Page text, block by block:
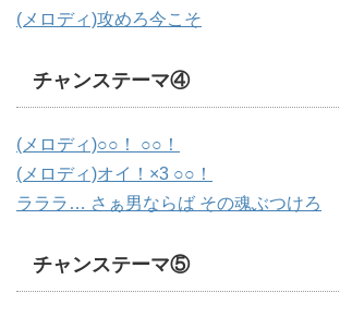
(メロディ)攻めろ今こそ
チャンステーマ④
(メロディ)○○！ ○○！
(メロディ)オイ！×3 ○○！
ラララ… さぁ男ならば その魂ぶつけろ
チャンステーマ⑤